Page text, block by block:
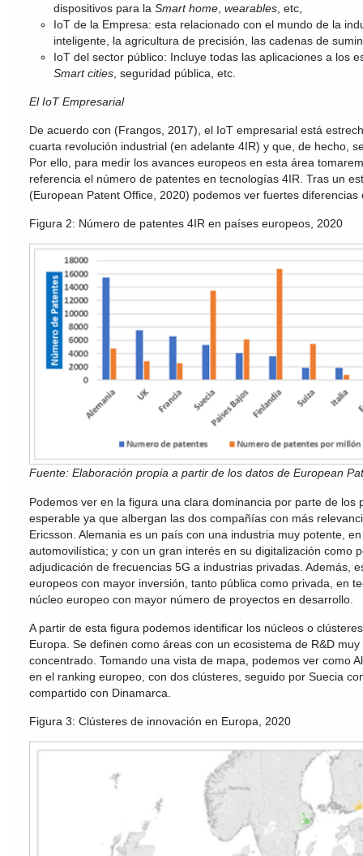
dispositivos para la Smart home, wearables, etc,
IoT de la Empresa: esta relacionado con el mundo de la
inteligente, la agricultura de precisión, las cadenas de
IoT del sector público: Incluye todas las aplicaciones a los
Smart cities, seguridad pública, etc.
El IoT Empresarial
De acuerdo con (Frangos, 2017), el IoT empresarial está
cuarta revolución industrial (en adelante 4IR) y que, de hecho,
Por ello, para medir los avances europeos en esta área
referencia el número de patentes en tecnologías 4IR. Tras un
(European Patent Office, 2020) podemos ver fuertes diferencias
Figura 2: Número de patentes 4IR en países europeos, 2020
Fuente: Elaboración propia a partir de los datos de European
Podemos ver en la figura una clara dominancia por parte de los
esperable ya que albergan las dos compañías con más
Ericsson. Alemania es un país con una industria muy potente,
automovilística; y con un gran interés en su digitalización como
adjudicación de frecuencias 5G a industrias privadas. Además,
europeos con mayor inversión, tanto pública como privada, en
núcleo europeo con mayor número de proyectos en desarrollo.
A partir de esta figura podemos identificar los núcleos o
Europa. Se definen como áreas con un ecosistema de R&D
concentrado. Tomando una vista de mapa, podemos ver como
en el ranking europeo, con dos clústeres, seguido por Suecia
compartido con Dinamarca.
Figura 3: Clústeres de innovación en Europa, 2020